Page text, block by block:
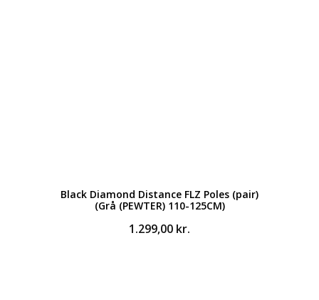
Black Diamond Distance FLZ Poles (pair)
(Grå (PEWTER) 110-125CM)
1.299,00 kr.